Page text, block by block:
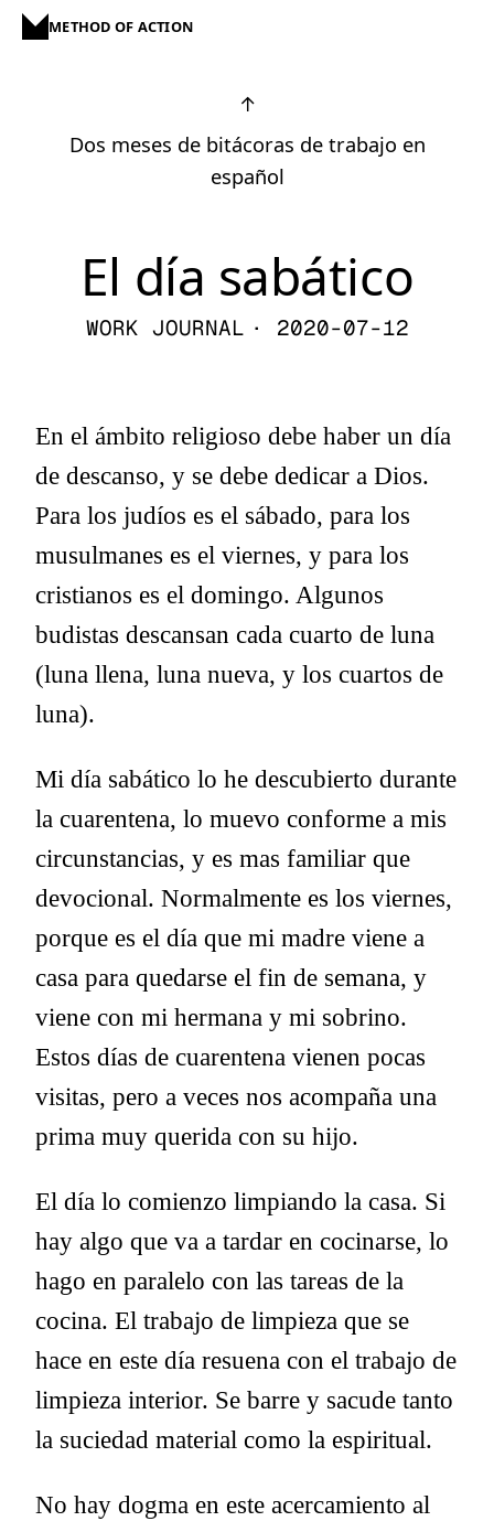
METHOD OF ACTION
↑
Dos meses de bitácoras de trabajo en
español
El día sabático
WORK JOURNAL · 2020-07-12
En el ámbito religioso debe haber un día
de descanso, y se debe dedicar a Dios.
Para los judíos es el sábado, para los
musulmanes es el viernes, y para los
cristianos es el domingo. Algunos
budistas descansan cada cuarto de luna
(luna llena, luna nueva, y los cuartos de
luna).
Mi día sabático lo he descubierto durante
la cuarentena, lo muevo conforme a mis
circunstancias, y es mas familiar que
devocional. Normalmente es los viernes,
porque es el día que mi madre viene a
casa para quedarse el fin de semana, y
viene con mi hermana y mi sobrino.
Estos días de cuarentena vienen pocas
visitas, pero a veces nos acompaña una
prima muy querida con su hijo.
El día lo comienzo limpiando la casa. Si
hay algo que va a tardar en cocinarse, lo
hago en paralelo con las tareas de la
cocina. El trabajo de limpieza que se
hace en este día resuena con el trabajo de
limpieza interior. Se barre y sacude tanto
la suciedad material como la espiritual.
No hay dogma en este acercamiento al